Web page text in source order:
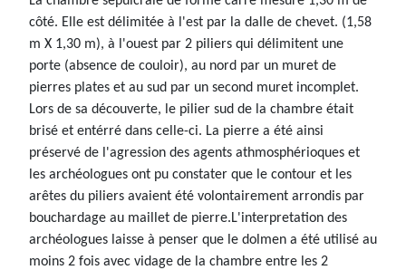
côté. Elle est délimitée à l'est par la dalle de chevet. (1,58
m X 1,30 m), à l'ouest par 2 piliers qui délimitent une
porte (absence de couloir), au nord par un muret de
pierres plates et au sud par un second muret incomplet.
Lors de sa découverte, le pilier sud de la chambre était
brisé et entérré dans celle-ci. La pierre a été ainsi
préservé de l'agression des agents athmosphérioques et
les archéologues ont pu constater que le contour et les
arêtes du piliers avaient été volontairement arrondis par
bouchardage au maillet de pierre.L'interpretation des
archéologues laisse à penser que le dolmen a été utilisé au
moins 2 fois avec vidage de la chambre entre les 2